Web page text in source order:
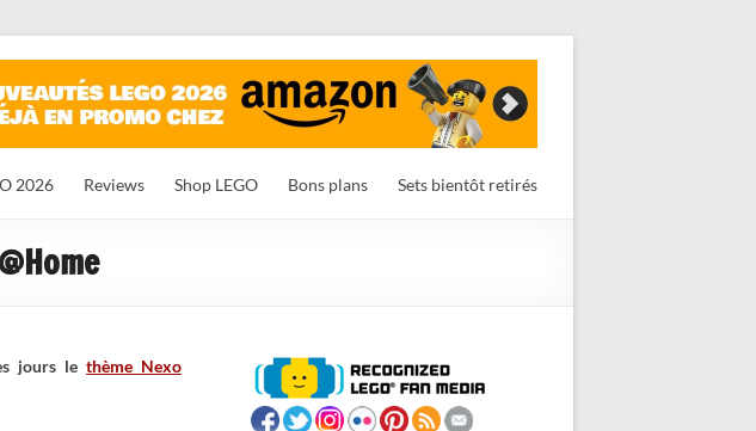
2026 Reviews Shop LEGO Bons plans Sets bientôt retirés
jours lethème Nexo